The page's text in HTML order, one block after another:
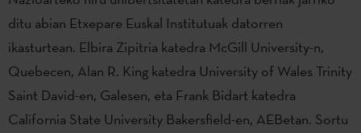
ditu abian Etxepare Euskal Institutuak datorren
ikasturtean. Elbira Zipitria katedra McGill University-n,
Quebecen, Alan R. King katedra University of Wales Trinity
Saint David-en, Galesen, eta Frank Bidart katedra
California State University Bakersfield-en, AEBetan. Sortu